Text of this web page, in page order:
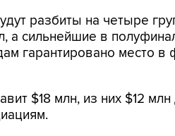
разбиты на четыре
а сильнейшие в
гарантировано место в
$18 млн, из них $12